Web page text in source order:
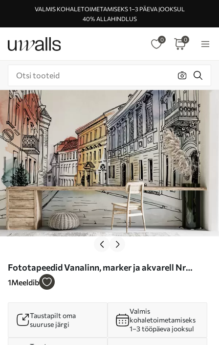
VALMIS KOHALETOIMETAMISEKS 1–3 PÄEVA JOOKSUL
40% ALLAHINDLUS
0 0
Fototapeedid Vanalinn, marker ja akvarell Nr
u51062
1Meeldib
Taustapilt oma
suuruse järgi
Valmis
kohaletoimetamiseks
1–3 tööpäeva jooksul